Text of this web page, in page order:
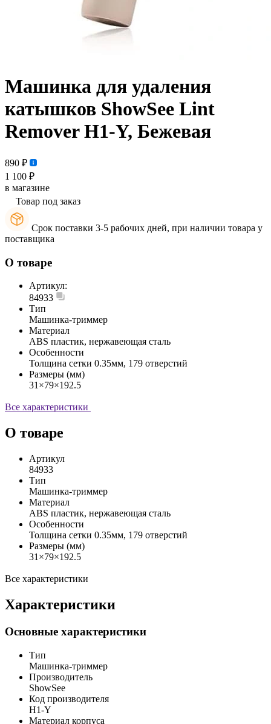
Машинка для удаления
катышков ShowSee Lint
Remover H1-Y, Бежевая
890 ₽
1 100 ₽
в магазине
Товар под заказ
Срок поставки 3-5 рабочих дней, при наличии товара у
поставщика
О товаре
Артикул:
84933
Тип
Машинка-триммер
Материал
ABS пластик, нержавеющая сталь
Особенности
Толщина сетки 0.35мм, 179 отверстий
Размеры (мм)
31×79×192.5
Все характеристики
О товаре
Артикул
84933
Тип
Машинка-триммер
Материал
ABS пластик, нержавеющая сталь
Особенности
Толщина сетки 0.35мм, 179 отверстий
Размеры (мм)
31×79×192.5
Все характеристики
Характеристики
Основные характеристики
Тип
Машинка-триммер
Производитель
ShowSee
Код производителя
H1-Y
Материал корпуса